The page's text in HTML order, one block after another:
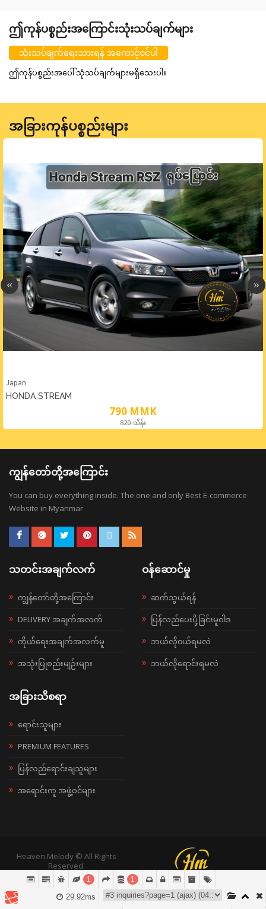
ဤကုန်ပစ္စည်းအကြောင်းသုံးသပ်ချက်များ
သုံးသပ်ချက်ရေးသားရန် အကောင့်ဝင်ပါ
ဤကုန်ပစ္စည်းအပေါ် သုံသပ်ချက်များမရှိသေးပါ။
အခြားကုန်ပစ္စည်းများ
Japan
HONDA STREAM
790 MMK
820 သိန်း
ကျွန်တော်တို့အကြောင်း
You can buy everything inside. The one and only Best E-commerce
Website in Myanmar
သတင်းအချက်လက်
ကျွန်တော်တို့အကြောင်း
DELIVERY အချက်အလက်
ကိုယ်ရေးအချက်အလက်မူ
အသုံးပြုစည်းမျဉ်းများ
ဝန်ဆောင်မှု
ဆက်သွယ်ရန်
ပြန်လည်ပေးပို့ခြင်းမူဝါဒ
ဘယ်လို၀ယ်ရမလဲ
ဘယ်လိုရောင်းရမလဲ
အခြားသိစရာ
ရောင်းသူများ
PREMIUM FEATURES
ပြန်လည်ရောင်းချသူများ
အရောင်းကူ အဖွဲ့ဝင်များ
Heaven Melody © All Rights
Reserved.
1 1
29.92ms